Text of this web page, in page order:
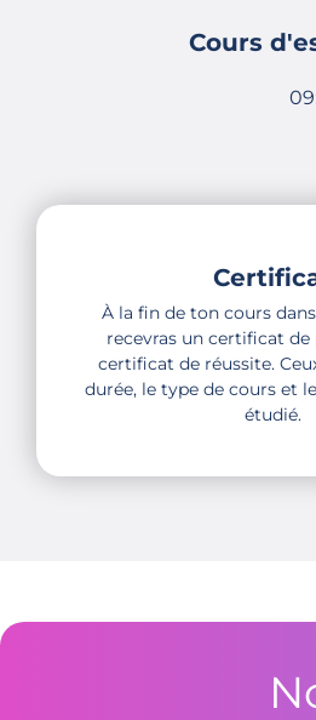
Cours
À la fin de ton cours
recevras un certificat de
certificat de réussite.
durée, le type de cours et
étudié.